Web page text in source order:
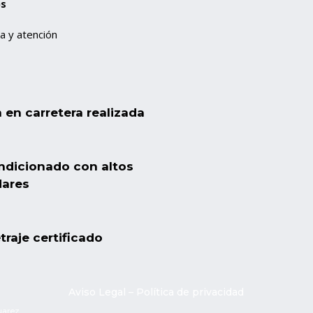
y atención
en carretera realizada
con altos
certificado